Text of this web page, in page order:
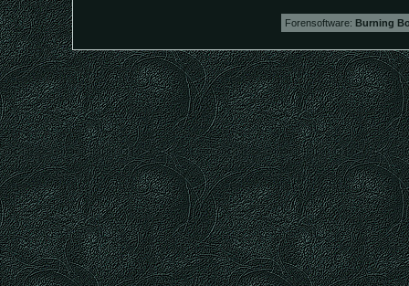
Forensoftware: Burning